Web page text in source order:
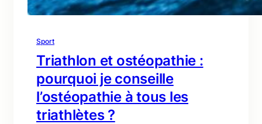
Sport
Triathlon et ostéopathie :
pourquoi je conseille
l’ostéopathie à tous les
triathlètes ?